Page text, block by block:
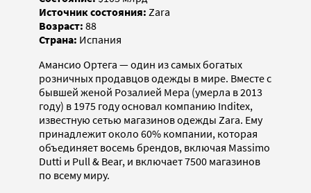
Источник состояния: Zara
Возраст: 88
Страна: Испания
Амансио Ортега — один из самых богатых
розничных продавцов одежды в мире. Вместе с
бывшей женой Розалией Мера (умерла в 2013
году) в 1975 году основал компанию Inditex,
известную сетью магазинов одежды Zara. Ему
принадлежит около 60% компании, которая
объединяет восемь брендов, включая Massimo
Dutti и Pull & Bear, и включает 7500 магазинов
по всему миру.